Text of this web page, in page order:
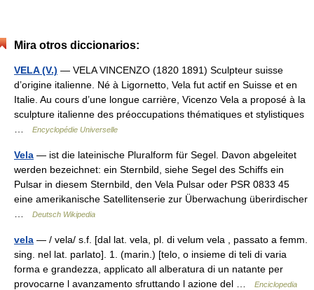
Mira otros diccionarios:
VELA (V.) — VELA VINCENZO (1820 1891) Sculpteur suisse
d’origine italienne. Né à Ligornetto, Vela fut actif en Suisse et en
Italie. Au cours d’une longue carrière, Vicenzo Vela a proposé à la
sculpture italienne des préoccupations thématiques et stylistiques
Encyclopédie Universelle
Vela — ist die lateinische Pluralform für Segel. Davon abgeleitet
werden bezeichnet: ein Sternbild, siehe Segel des Schiffs ein
Pulsar in diesem Sternbild, den Vela Pulsar oder PSR 0833 45
eine amerikanische Satellitenserie zur Überwachung überirdischer
Deutsch Wikipedia
vela — / vela/ s.f. [dal lat. vela, pl. di velum vela , passato a femm.
sing. nel lat. parlato]. 1. (marin.) [telo, o insieme di teli di varia
forma e grandezza, applicato all alberatura di un natante per
provocarne l avanzamento sfruttando l azione del …
Enciclopedia